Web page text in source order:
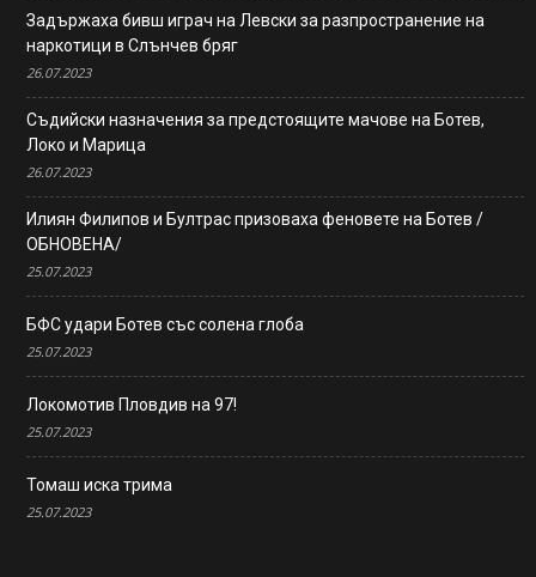
Задържаха бивш играч на Левски за разпространение на
наркотици в Слънчев бряг
26.07.2023
Съдийски назначения за предстоящите мачове на Ботев,
Локо и Марица
26.07.2023
Илиян Филипов и Бултрас призоваха феновете на Ботев /
ОБНОВЕНА/
25.07.2023
БФС удари Ботев със солена глоба
25.07.2023
Локомотив Пловдив на 97!
25.07.2023
Томаш иска трима
25.07.2023